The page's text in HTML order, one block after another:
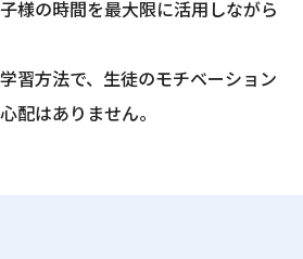
様の時間を最大限に活用しながら
習方法で、生徒のモチベーション
配はありません。